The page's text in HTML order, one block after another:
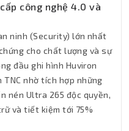
công nghệ 4.0 và
ninh (Security) lớn nhất
cho chất lượng và sự
đầu ghi hình Huviron
nhờ tích hợp những
nén Ultra 265 độc quyền,
và tiết kiệm tới 75%